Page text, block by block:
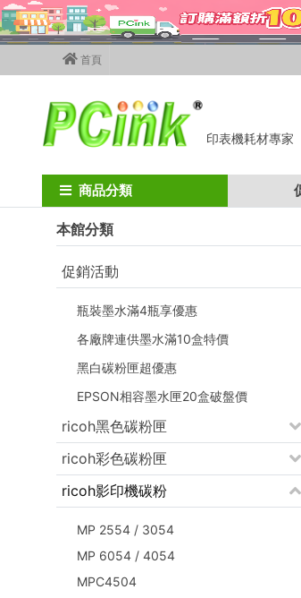
首頁
印表機耗材專家
商品分類
Home ricoh碳粉匣 ricoh影印機碳粉
本館分類
促銷活動
瓶裝墨水滿4瓶享優惠
各廠牌連供墨水滿10盒特價
黑白碳粉匣超優惠
EPSON相容墨水匣20盒破盤價
ricoh黑色碳粉匣
ricoh彩色碳粉匣
ricoh影印機碳粉
MP 2554 / 3054
MP 6054 / 4054
MPC4504